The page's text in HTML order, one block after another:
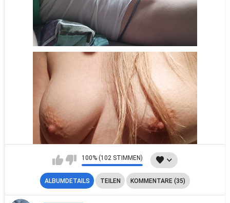
100% (102 STIMMEN)
ALBUMDETAILS TEILEN KOMMENTARE (35)